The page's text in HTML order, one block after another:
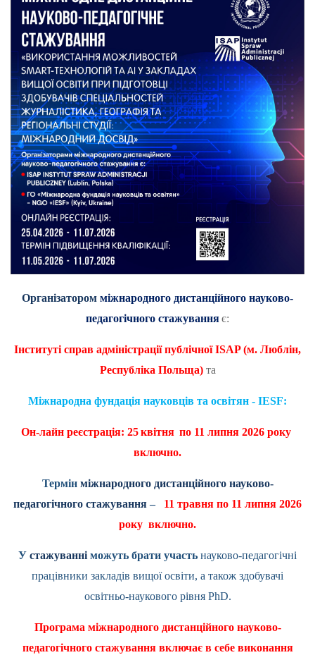
Організатором міжнародного дистанційного науково-
педагогічного стажуванняє:
Інституті справ адміністрації публічноїISAP(м. Люблін,
Республіка Польща)та
Міжнародна фундація науковців та освітян - IESF:
Он-лайн реєстрація: 25квітня по 11 липня 2026 року
включно.
Термін міжнародного дистанційного науково-
педагогічного стажування–
11 травня по 11 липня 2026
року включно.
У стажуванні можуть брати участь науково-педагогічні
працівники закладів вищої освіти, а також здобувачі
освітньо-наукового рівня PhD.
Програма міжнародного дистанційного науково-
педагогічного стажування включає в себе виконання